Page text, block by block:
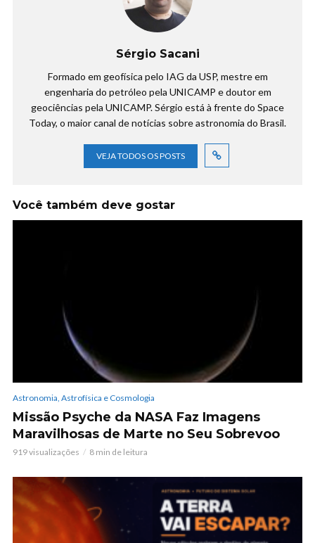
Sérgio Sacani
Formado em geofísica pelo IAG da USP, mestre em
engenharia do petróleo pela UNICAMP e doutor em
geociências pela UNICAMP. Sérgio está à frente do Space
Today, o maior canal de notícias sobre astronomia do Brasil.
VEJA TODOS OS POSTS
Você também deve gostar
Astronomia, Astrofísica e Cosmologia
Missão Psyche da NASA Faz Imagens
Maravilhosas de Marte no Seu Sobrevoo
919 visualizações 8 min de leitura